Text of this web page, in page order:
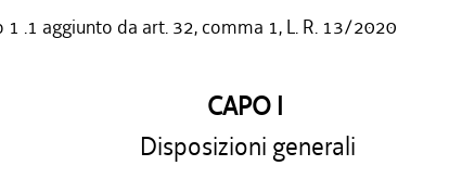
1 .1 aggiunto da art. 32, comma 1, L. R. 13/2020
CAPO I
Disposizioni generali